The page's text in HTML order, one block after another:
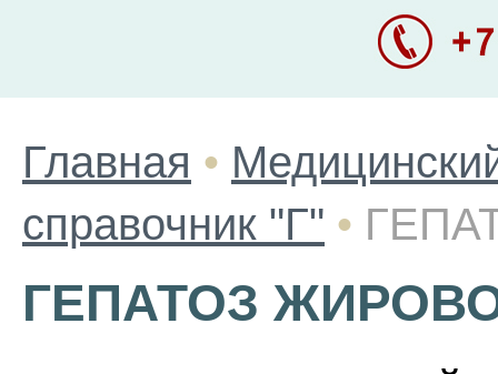
Главная •
справочник "Г" •
ГЕПАТОЗ